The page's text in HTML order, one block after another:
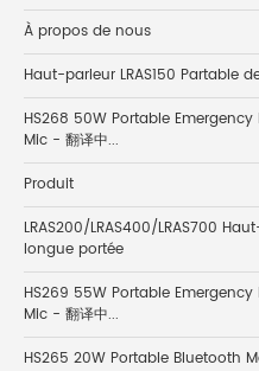
À propos de nous
Haut-parleur LRAS150 Partable
HS268 50W Portable
Mic - 翻译中...
Produit
LRAS200/LRAS400/LRAS700
longue portée
HS269 55W Portable
Mic - 翻译中...
HS265 20W Portable Bluetooth